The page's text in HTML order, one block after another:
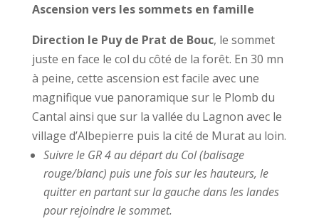
Ascension vers les sommets en famille
Direction le Puy de Prat de Bouc, le sommet
juste en face le col du côté de la forêt. En 30 mn
à peine, cette ascension est facile avec une
magnifique vue panoramique sur le Plomb du
Cantal ainsi que sur la vallée du Lagnon avec le
village d’Albepierre puis la cité de Murat au loin.
Suivre le GR 4 au départ du Col (balisage
rouge/blanc) puis une fois sur les hauteurs, le
quitter en partant sur la gauche dans les landes
pour rejoindre le sommet.